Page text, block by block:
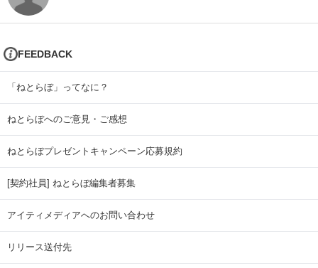
FEEDBACK
「ねとらぼ」ってなに？
ねとらぼへのご意見・ご感想
ねとらぼプレゼントキャンペーン応募規約
[契約社員] ねとらぼ編集者募集
アイティメディアへのお問い合わせ
リリース送付先